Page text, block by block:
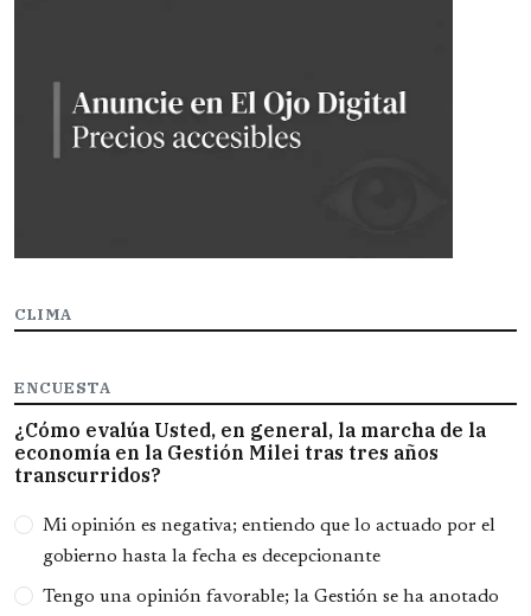
CLIMA
ENCUESTA
¿Cómo evalúa Usted, en general, la marcha de la
economía en la Gestión Milei tras tres años
transcurridos?
Opciones
Mi opinión es negativa; entiendo que lo actuado por el
gobierno hasta la fecha es decepcionante
Tengo una opinión favorable; la Gestión se ha anotado